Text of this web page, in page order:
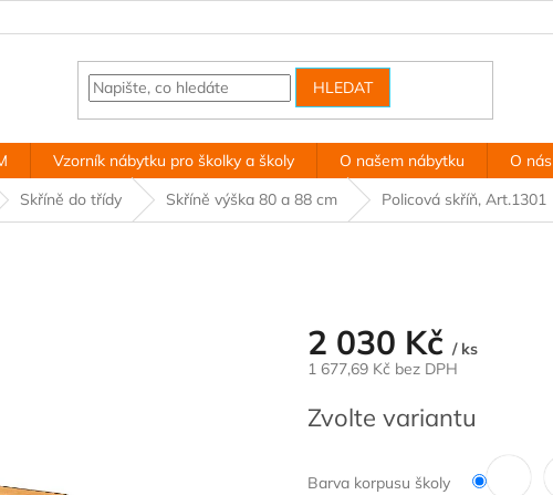
HLEDAT
Vzorník nábytku pro školky a školy O našem nábytku O nás
Skříně do třídy Skříně výška 80 a 88 cm Policová skříň, Art.1301
2 030 Kč / ks
1 677,69 Kč bez DPH
cena:
Zvolte variantu
Barva korpusu školy